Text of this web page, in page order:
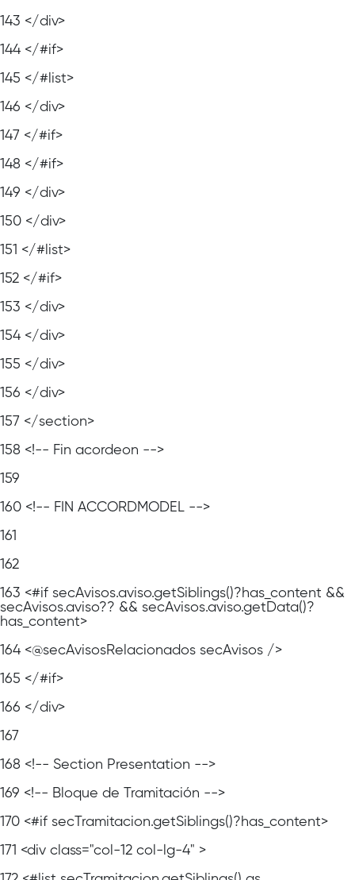
143 </div>
144 </#if>
145 </#list>
146 </div>
147 </#if>
148 </#if>
149 </div>
150 </div>
151 </#list>
152 </#if>
153 </div>
154 </div>
155 </div>
156 </div>
157 </section>
158 <!-- Fin acordeon -->
159
160 <!-- FIN ACCORDMODEL -->
161
162
163 <#if secAvisos.aviso.getSiblings()?has_content &&
secAvisos.aviso?? && secAvisos.aviso.getData()?
has_content>
164 <@secAvisosRelacionados secAvisos />
165 </#if>
166 </div>
167
168 <!-- Section Presentation -->
169 <!-- Bloque de Tramitación -->
170 <#if secTramitacion.getSiblings()?has_content>
171 <div class="col-12 col-lg-4" >